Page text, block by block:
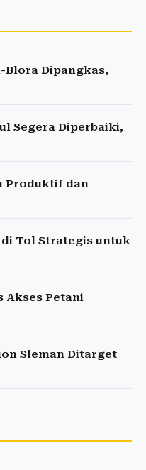
Blora Dipangkas,
Segera Diperbaiki,
Produktif dan
Tol Strategis untuk
Akses Petani
Sleman Ditarget